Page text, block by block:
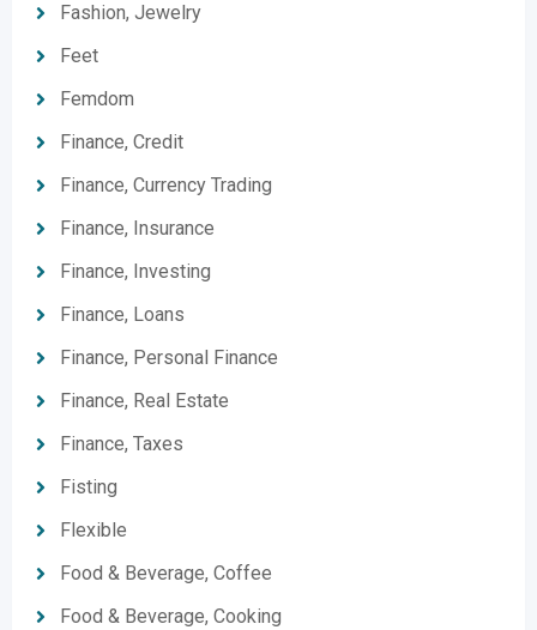
Fashion, Jewelry
Feet
Femdom
Finance, Credit
Finance, Currency Trading
Finance, Insurance
Finance, Investing
Finance, Loans
Finance, Personal Finance
Finance, Real Estate
Finance, Taxes
Fisting
Flexible
Food & Beverage, Coffee
Food & Beverage, Cooking